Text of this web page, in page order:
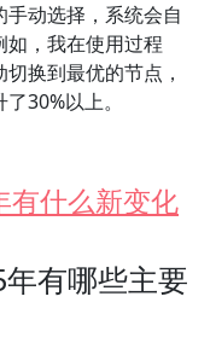
动选择，系统会自
，我在使用过程
换到最优的节点，
30%以上。
有什么新变化
有哪些主要